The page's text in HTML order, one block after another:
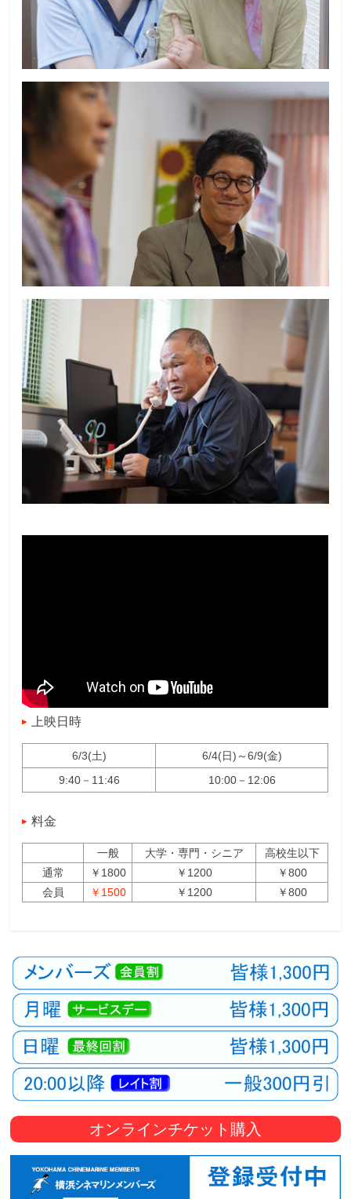
上映日時
6/3(土)
6/4(日)～6/9(金)
9:40－11:46
10:00－12:06
料金
一般 大学・専門・シニア
高校生以下
通常
￥1800 ￥1200
￥800
会員
￥1500 ￥1200 ￥800
オンラインチケット購入